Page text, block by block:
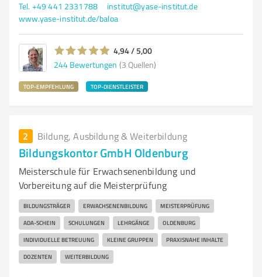
Tel. +49 441 2331788
institut@yase-institut.de
www.yase-institut.de/baloa
4,94 / 5,00
244 Bewertungen (3 Quellen)
TOP-EMPFEHLUNG TOP-DIENSTLEISTER
2 Bildung, Ausbildung & Weiterbildung
Bildungskontor GmbH Oldenburg
Meisterschule für Erwachsenenbildung und
Vorbereitung auf die Meisterprüfung
BILDUNGSTRÄGER ERWACHSENENBILDUNG MEISTERPRÜFUNG
ADA-SCHEIN SCHULUNGEN LEHRGÄNGE OLDENBURG
INDIVIDUELLE BETREUUNG KLEINE GRUPPEN PRAXISNAHE INHALTE
DOZENTEN WEITERBILDUNG